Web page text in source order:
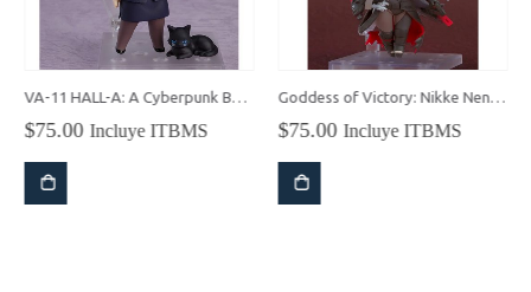
VA-11 HALL-A: A Cyberpunk Bartender Action Jill Stingray Nendoroid (Rerelease
$75.00 Incluye ITBMS
Goddess of Victory: Nikke Nendoroid Scarlet: Black Shadow
$75.00 Incluye ITBMS